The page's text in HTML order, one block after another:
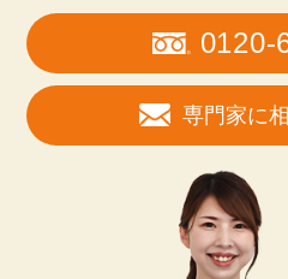
0120-
専門家に